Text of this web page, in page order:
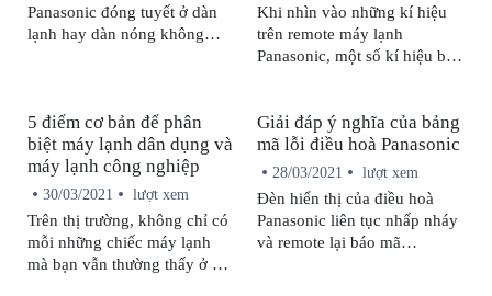
Panasonic đóng tuyết ở dàn
lạnh hay dàn nóng không
không ít bối rối. Hãy cùng
Trung Tâm Sửa Chữa Bảo
Hành Panasonic tìm hiểu
nguyên nhân và giải pháp
Khi nhìn vào những kí hiệu
trên remote máy lạnh
Panasonic, một số kí hiệu bạn
kí hiệu còn lại thì sao? Bài
viết này sẽ giải đáp tất tật về
ý nghĩa của những kí hiệu đó
cho bạn.
5 điểm cơ bản để phân
biệt máy lạnh dân dụng và
máy lạnh công nghiệp
30/03/2021
lượt xem
Trên thị trường, không chỉ có
mỗi những chiếc máy lạnh
mà bạn vẫn thường thấy ở các
Giải đáp ý nghĩa của bảng
mã lỗi điều hoà Panasonic
28/03/2021
lượt xem
Đèn hiển thị của điều hoà
Panasonic liên tục nhấp nháy
và remote lại báo mã